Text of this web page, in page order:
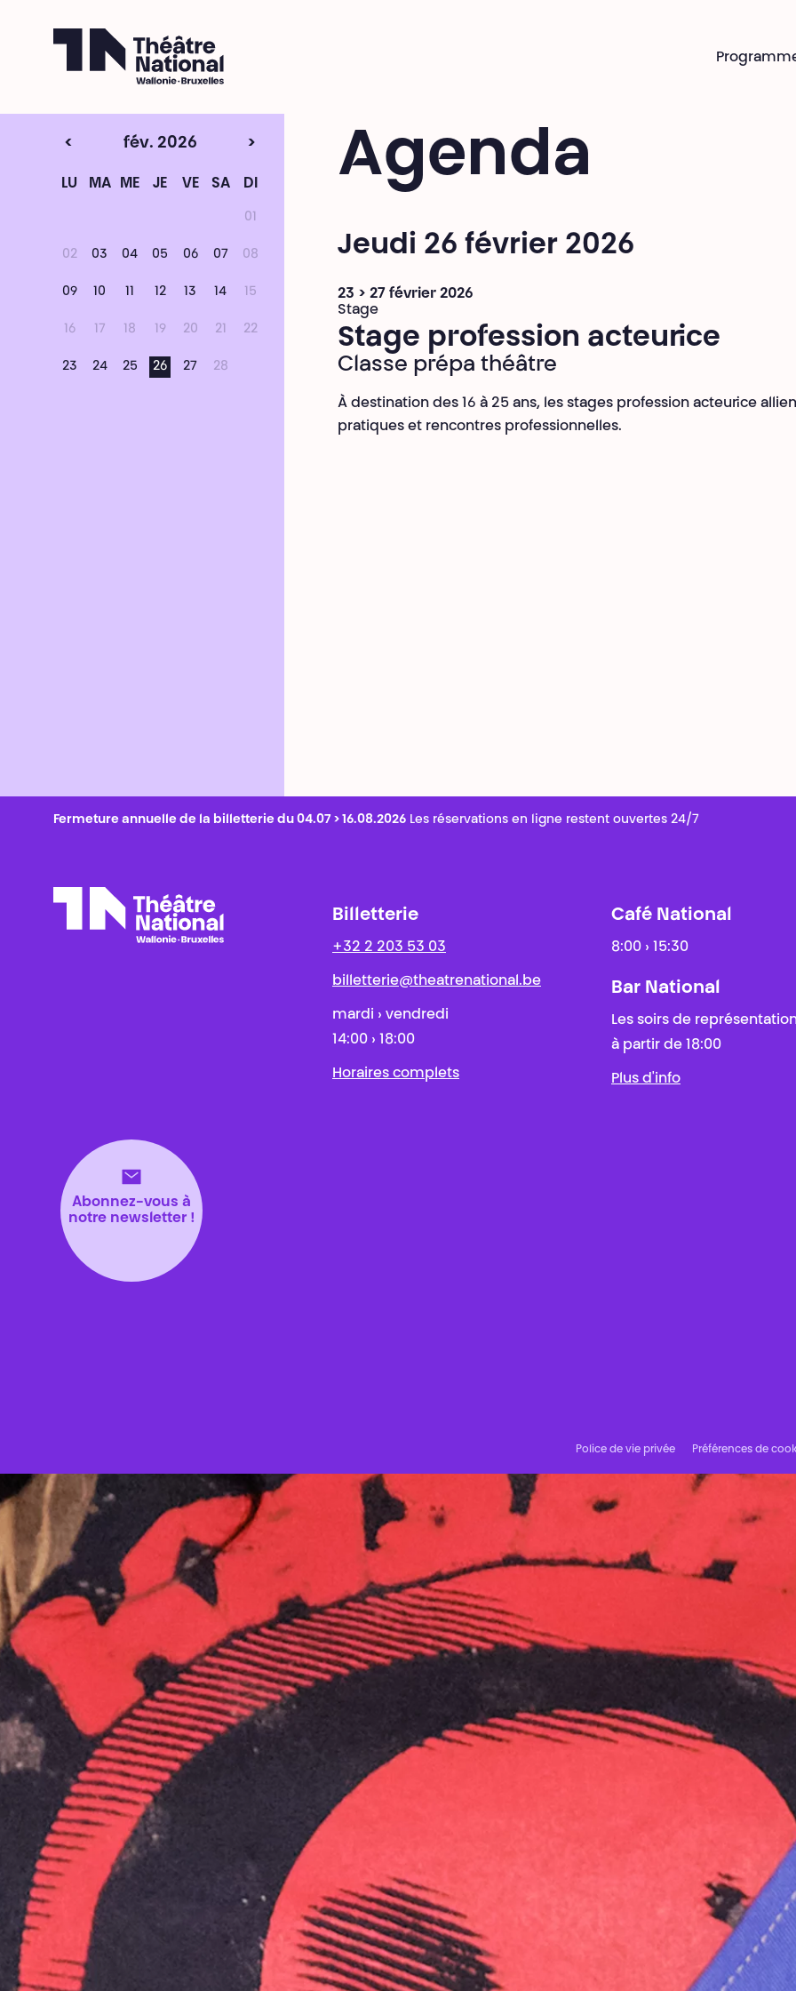
Agenda
< fév. 2026 >
LU MA ME JE VE SA DI
01
02 03 04 05 06 07 08
09 10 11 12 13 14 15
16 17 18 19 20 21 22
23 24 25 26 27 28
Jeudi 26 février 2026
23 > 27 février 2026
Stage
Stage profession acteur·ice
Classe prépa théâtre
À destination des 16 à 25 ans, les stages profession acteur·ice
pratiques et rencontres professionnelles.
Fermeture annuelle de la billetterie du 04.07 > 16.08.2026 Les réservations en ligne restent ouvertes 24/7
Abonnez-vous à
notre newsletter !
Billetterie
+32 2 203 53 03
billetterie@theatrenational.be
mardi › vendredi
14:00 › 18:00
Horaires complets
Café National
8:00 › 15:30
Bar National
Les soirs de
à partir de 18:00
Plus d'info
Police de vie privée Préférences de